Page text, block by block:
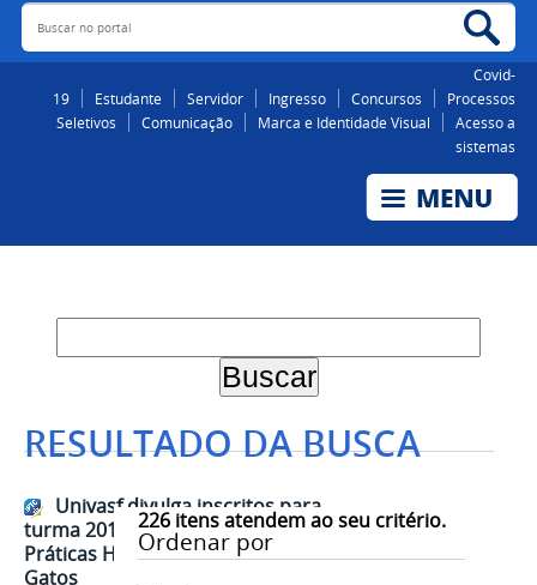
Buscar no portal
Covid-
19
Estudante Servidor Ingresso Concursos
Processos
Seletivos
Comunicação Marca e Identidade Visual
Acesso a
sistemas
RESULTADO DA BUSCA
226itens atendem ao seu critério.
Ordenar por
Univasf divulga inscritos para
turma 2018 da Especialização em
Práticas Hospitalares em Cães e
Gatos